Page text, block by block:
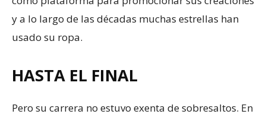
y a lo largo de las décadas muchas estrellas han
usado su ropa.
HASTA EL FINAL
Pero su carrera no estuvo exenta de sobresaltos. En